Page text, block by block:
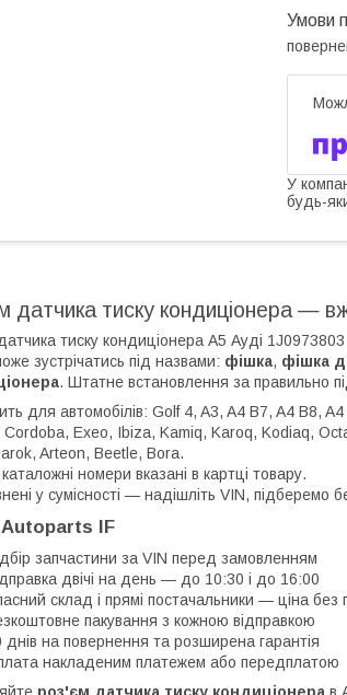
У
будь-
датчика тиску кондиціонера —
тиску кондиціонера А5 Ауді
зустрічатись під назвами: фішка, фішка
. Штатне встановлення за правильно
для автомобілів: Golf 4, A3, A4 B7, A4 B8,
Exeo, Ibiza, Kamiq, Karoq, Kodiaq,
Arteon, Beetle, Bora.
каталожні номери вказані в картці товару.
у сумісності — надішліть VIN, підберемо
IF
запчастини за VIN перед замовленням
двічі на день — до 10:30 і до 16:00
склад і прямі постачальники — ціна без
пакування з кожною відправкою
днів на повернення та розширена гарантія
накладеним платежем або передплатою
роз'єм датчика тиску кондиціонера в